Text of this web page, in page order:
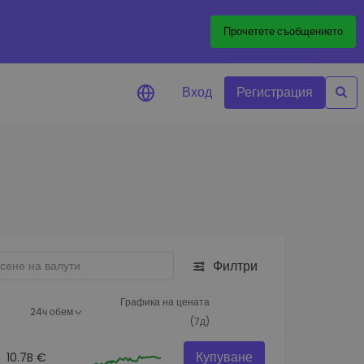
Прочетете съобщението
изпълнение
Вход Регистрация
Филтри
24ч обем
Графика на цената
(7д)
10.7B € Купуване